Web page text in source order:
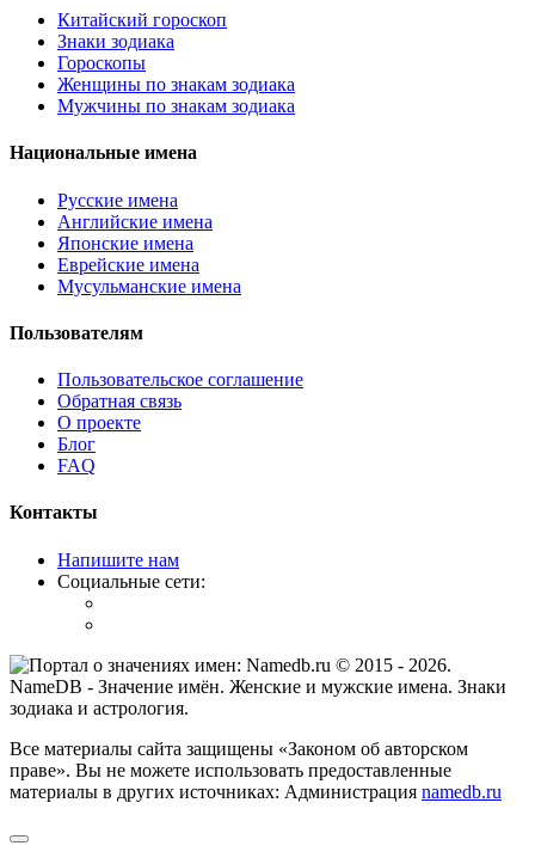
Китайский гороскоп
Знаки зодиака
Гороскопы
Женщины по знакам зодиака
Мужчины по знакам зодиака
Национальные имена
Русские имена
Английские имена
Японские имена
Еврейские имена
Мусульманские имена
Пользователям
Пользовательское соглашение
Обратная связь
О проекте
Блог
FAQ
Контакты
Напишите нам
Социальные сети:
© 2015 - 2026.
NameDB - Значение имён. Женские и мужские имена. Знаки
зодиака и астрология.
Все материалы сайта защищены «Законом об авторском
праве». Вы не можете использовать предоставленные
материалы в других источниках: Администрация namedb.ru